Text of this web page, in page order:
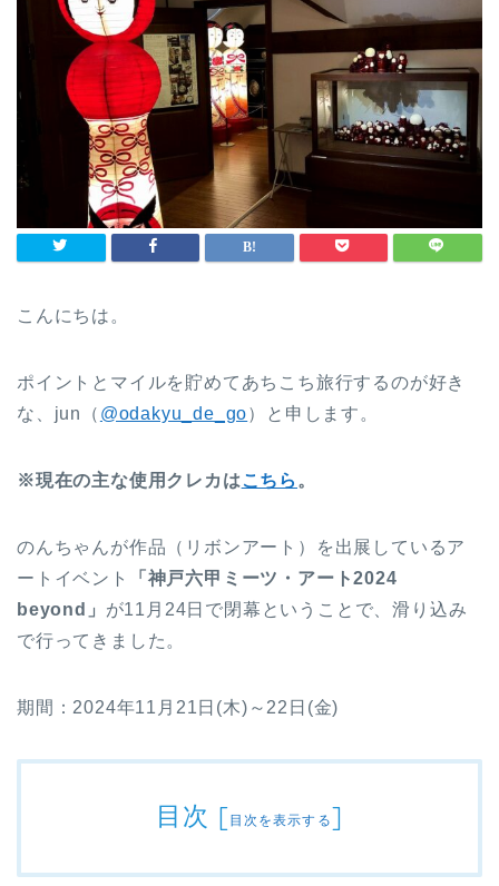
こんにちは。
ポイントとマイルを貯めてあちこち旅行するのが好き
な、jun（ @odakyu_de_go）と申します。
※現在の主な使用クレカは こちら 。
のんちゃんが作品（リボンアート）を出展しているア
ートイベント
「神戸六甲ミーツ・アート2024
beyond」 が11月24日で閉幕ということで、滑り込み
で行ってきました。
期間：2024年11月21日(木)～22日(金)
目次 [目次を表示する]